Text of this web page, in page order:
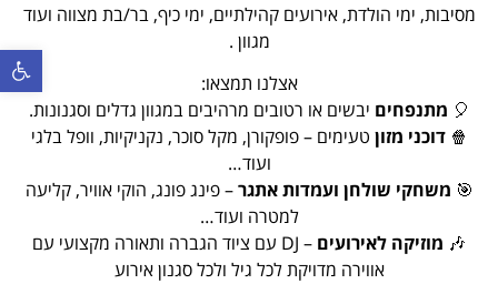
מסיבות, ימי הולדת, אירועים קהילתיים, ימי כיף, בר/בת מצווה ועוד
מגוון .
אצלנו תמצאו:
🎈 מתנפחים יבשים או רטובים מרהיבים במגוון גדלים וסגנונות.
🍿דוכני מזון טעימים – פופקורן, מקל סוכר, נקניקיות, וופל בלגי
ועוד…
🎯 משחקי שולחן ועמדות אתגר– פינג פונג, הוקי אוויר, קליעה
למטרה ועוד…
🎶 מוזיקה לאירועים
– DJ עם ציוד הגברה ותאורה מקצועי עם
אווירה מדויקת לכל גיל ולכל סגנון אירוע
פתח